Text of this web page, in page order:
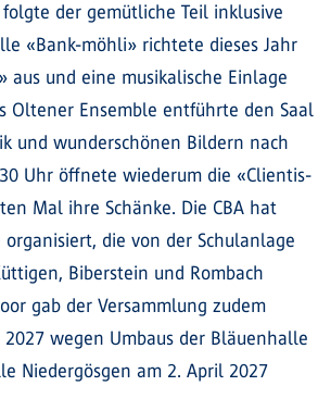
der gemütliche Teil inklusive
«Bank-möhli» richtete dieses Jahr
aus und eine musikalische Einlage
Oltener Ensemble entführte den Saal
und wunderschönen Bildern nach
Uhr öffnete wiederum die «Clientis-
Mal ihre Schänke. Die CBA hat
die von der Schulanlage
Biberstein und Rombach
gab der Versammlung zudem
2027 wegen Umbaus der Bläuenhalle
Niedergösgen am 2. April 2027